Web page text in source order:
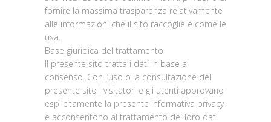
fornire la massima trasparenza relativamente
alle informazioni che il sito raccoglie e come le
usa.
Base giuridica del trattamento
Il presente sito tratta i dati in base al
consenso. Con l’uso o la consultazione del
presente sito i visitatori e gli utenti approvano
esplicitamente la presente informativa privacy
e acconsentono al trattamento dei loro dati